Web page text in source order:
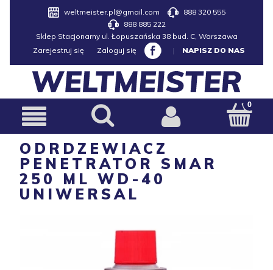
weltmeister.pl@gmail.com
888 320 555
888 885 222
Sklep Stacjonarny ul. Łopuszańska 38 bud. C, Warszawa
Zarejestruj się
Zaloguj się | NAPISZ DO NAS
ODRDZEWIACZ
PENETRATOR SMAR
250 ML WD-40
UNIWERSAL